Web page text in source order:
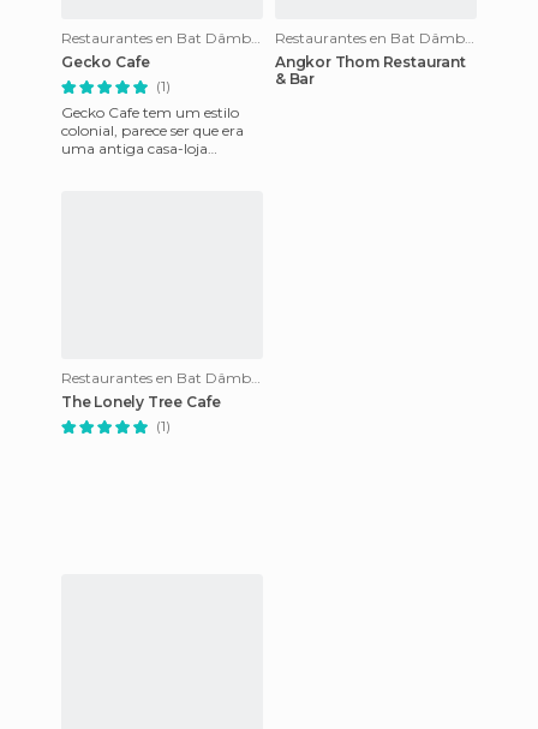
Restaurantes en Bat Dâmbâng
Gecko Cafe
(1)
Gecko Cafe tem um estilo
colonial, parece ser que era
uma antiga casa-loja
Restaurantes en Bat Dâmbâng
Angkor Thom Restaurant
& Bar
Restaurantes en Bat Dâmbâng
The Lonely Tree Cafe
(1)